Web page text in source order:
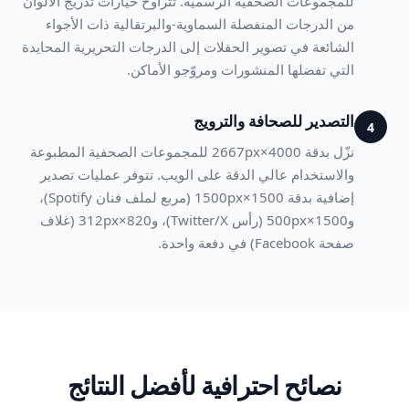
من الدرجات المنفصلة السماوية-والبرتقالية ذات الأجواء
الشائعة في تصوير الحفلات إلى الدرجات التحريرية المحايدة
التي تفضلها المنشورات ومروّجو الأماكن.
4 التصدير للصحافة والترويج
نزّل بدقة 4000×2667px للمجموعات الصحفية المطبوعة
والاستخدام عالي الدقة على الويب. تتوفر عمليات تصدير
إضافية بدقة 1500×1500px (مربع لملف فنان Spotify)،
و1500×500px (رأس Twitter/X)، و820×312px (غلاف
صفحة Facebook) في دفعة واحدة.
نصائح احترافية لأفضل النتائج